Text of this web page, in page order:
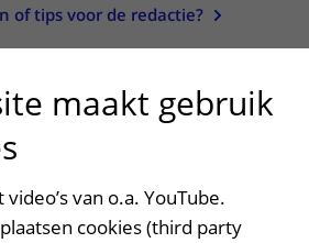
of tips voor de redactie?
maakt gebruik
van o.a. YouTube.
cookies (third party